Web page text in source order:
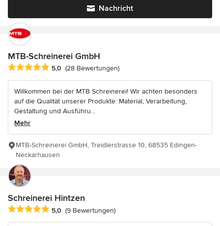
Nachricht
MTB-Schreinerei GmbH
Durchschnittliche Bewertung: 5 von 5 Sternen
5,0 (28 Bewertungen)
Willkommen bei der MTB Schreinerei! Wir achten besonders
auf die Qualität unserer Produkte: Material, Verarbeitung,
Gestaltung und Ausführu...
Mehr
MTB-Schreinerei GmbH, Treidlerstrasse 10, 68535 Edingen-
Neckarhausen
Schreinerei Hintzen
Durchschnittliche Bewertung: 5 von 5 Sternen
5,0 (9 Bewertungen)